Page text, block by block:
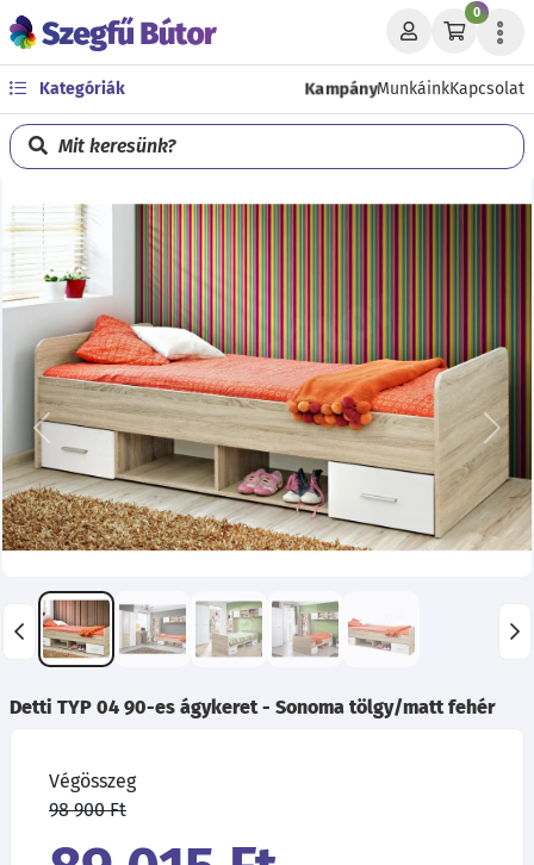
0
Kategóriák KampányMunkáinkKapcsolat
Mit keresünk?
Előző
Detti TYP 04 90-es ágykeret - Sonoma tölgy/matt fehér
Végösszeg
98 900 Ft